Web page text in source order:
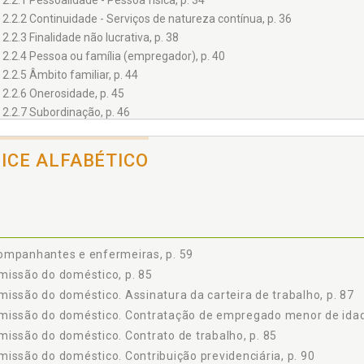
2.2.2 Continuidade - Serviços de natureza contínua, p. 36
2.2.3 Finalidade não lucrativa, p. 38
2.2.4 Pessoa ou família (empregador), p. 40
2.2.5 Âmbito familiar, p. 44
2.2.6 Onerosidade, p. 45
2.2.7 Subordinação, p. 46
Empregados de casas de veraneio e sítios de lazer, p. 53
Trabalho a domicílio, p. 67
Comodatário, p. 68
Empregados de condomínio, p. 69
Empregados de clubes recreativos e esportivos e entidades
Agregados, p. 72
Relação de emprego doméstico entre parentes, p. 73
ALFABÉTICO
e enfermeiras, p. 59
do doméstico, p. 85
do doméstico. Assinatura da carteira de trabalho, p. 87
do doméstico. Contratação de empregado menor de
do doméstico. Contrato de trabalho, p. 85
do doméstico. Contribuição previdenciária, p. 90